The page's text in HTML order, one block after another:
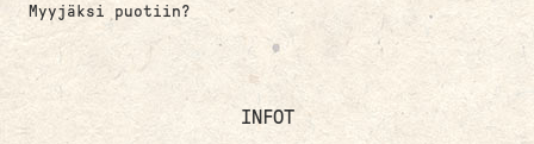
Myyjäksi puotiin?
INFOT